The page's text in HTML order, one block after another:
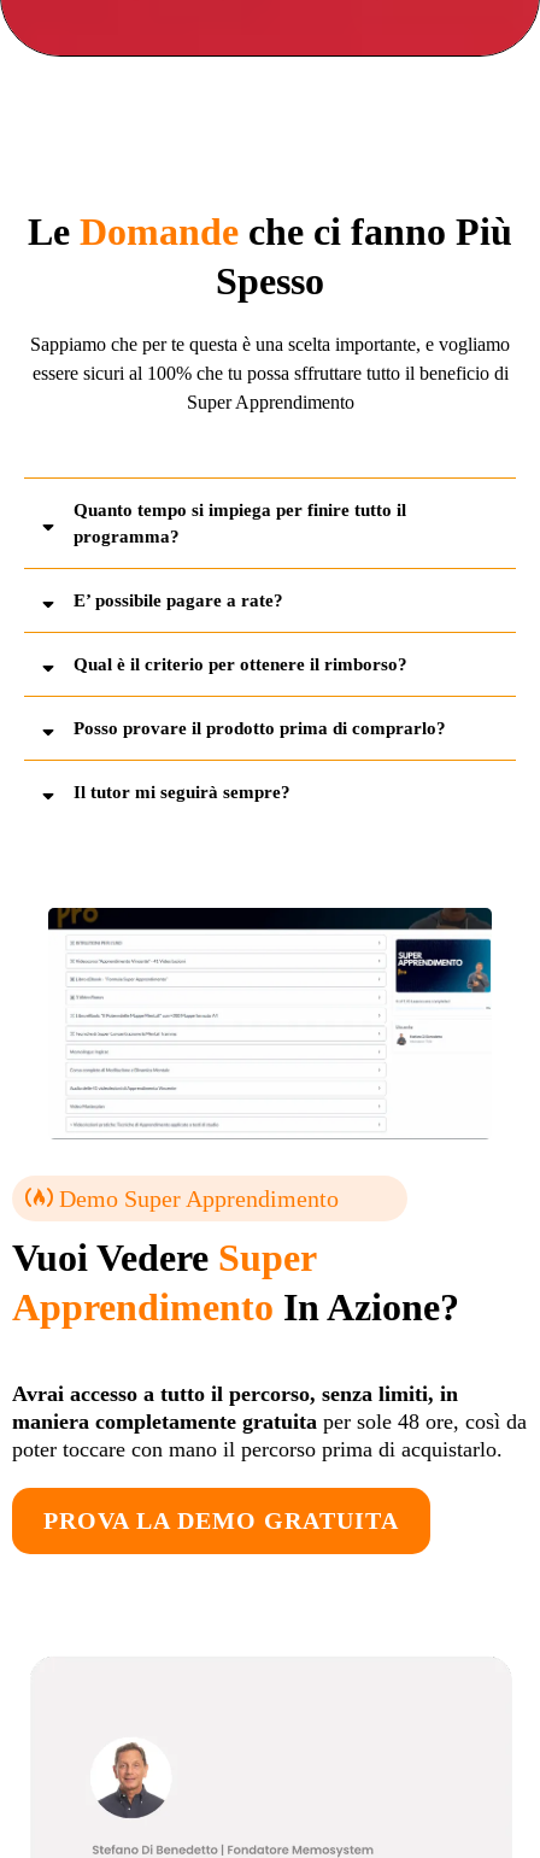
Le Domande che ci fanno Più
Spesso
Sappiamo che per te questa è una scelta importante, e vogliamo
essere sicuri al 100% che tu possa sffruttare tutto il beneficio di
Super Apprendimento
Quanto tempo si impiega per finire tutto il
programma?
E’ possibile pagare a rate?
Qual è il criterio per ottenere il rimborso?
Posso provare il prodotto prima di comprarlo?
Il tutor mi seguirà sempre?
Demo Super Apprendimento
Vuoi Vedere Super
Apprendimento In Azione?
Avrai accesso a tutto il percorso, senza limiti, in
maniera completamente gratuita per sole 48 ore, così da
poter toccare con mano il percorso prima di acquistarlo.
PROVA LA DEMO GRATUITA